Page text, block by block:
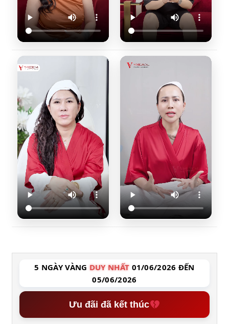
5 NGÀY VÀNG DUY NHẤT 01/06/2026 ĐẾN
05/06/2026
Ưu đãi đã kết thúc